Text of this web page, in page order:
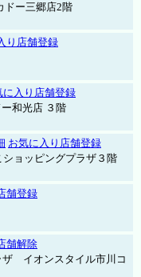
ドー三郷店2階
り店舗登録
に入り店舗登録
和光店 ３階
お気に入り店舗登録
ョッピングプラザ３階
舗登録
舗解除
イオンスタイル市川コ